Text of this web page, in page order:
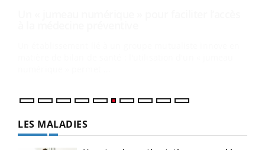
LES MALADIES